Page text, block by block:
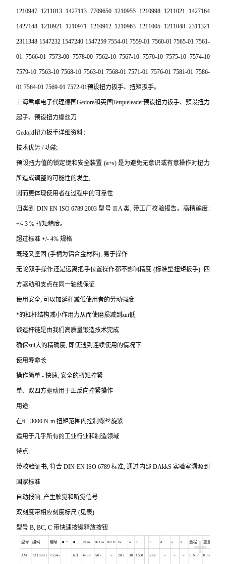
1210947 1211013 1427113 7709650 1210955 1210998 1211021 1427164
1427148 1210921 1210971 1210912 1210963 1211005 1211048 2311321
2311348 1547232 1547240 1547259 7554-01 7559-01 7560-01 7565-01 7561-
01 7566-01 7573-00 7578-00 7562-10 7567-10 7570-10 7575-10 7574-10
7579-10 7563-10 7568-10 7563-01 7568-01 7571-01 7576-01 7581-01 7586-
01 7564-01 7569-01 7572-01预设扭力扳手、扭矩扳手。
上海君卓电子代理德国Gedore和英国Terqueleader预设扭力扳手、预设扭力
起子、预设扭力螺丝刀
Gedord扭力扳手详细资料：
技术优势 / 功能:
预设扭力值的锁定键和安全装置 (a+s) 是为避免无意识或有意操作对扭力
所造成调整的可能性的发生,
因而更体现使用者在过程中的可靠性
归类到 DIN EN ISO 6789:2003 型号 II A 类, 带工厂校验报告。高精确度:
+/- 3 % 扭矩精度。
超过标准 +/- 4% 规格
既轻又坚固 (手柄为铝合金材料), 易于操作
无论双手操作还是远离把手位置操作都不影响精度 (标准型扭矩扳手). 四
方驱动和支点在同一轴线保证
使用安全; 可以加延杆减低使用者的劳动强度
*的杠杆结构减小作用力从而使磨损减到zui低
锻造杆链是由我们高质量锻造技术完成
确保zui大的精确度, 即使遇到连续使用的情况下
使用寿命长
操作简单 - 快速, 安全的扭矩拧紧
单、双四方驱动用于正反向拧紧操作
用途:
在6 - 3000 N·m 扭矩范围内控制螺丝旋紧
适用于几乎所有的工业行业和制造领域
特点:
带校验证书, 符合 DIN EN ISO 6789 标准, 通过内部 DAkkS 实验室溯源到
国家标准
自动报响, 产生触觉和听觉信号
双刻度带相应刻度标尺 (见表)
型号 B, BC, C 带快速按键释放按钮
+
型号 编码 编号 ■ " ■ N·m lbf·in lbf·ft lw a b c d e f 量程 重量
AM 1210891 7554- 6.3 6-30 50- – 207 30 15.0 268 – – – 1 N·m 0.580